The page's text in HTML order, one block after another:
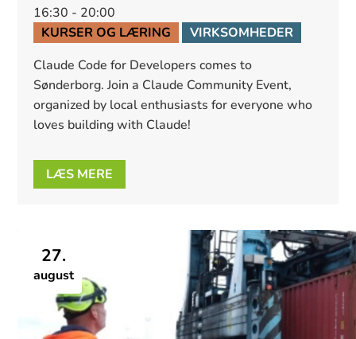
16:30 - 20:00
KURSER OG LÆRING
VIRKSOMHEDER
​Claude Code for Developers comes to
Sønderborg. ​Join a Claude Community Event,
organized by local enthusiasts for everyone who
loves building with Claude!
LÆS MERE
27.
august